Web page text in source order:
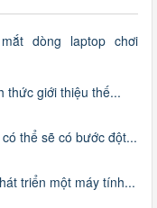
dòng laptop chơi
thức giới thiệu thế...
thể sẽ có bước đột...
triển một máy tính...